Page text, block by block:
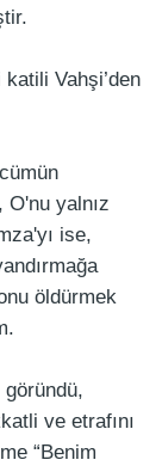
Vahşi’den
yalnız
ise,
öldürmek
göründü,
ve etrafını
“Benim